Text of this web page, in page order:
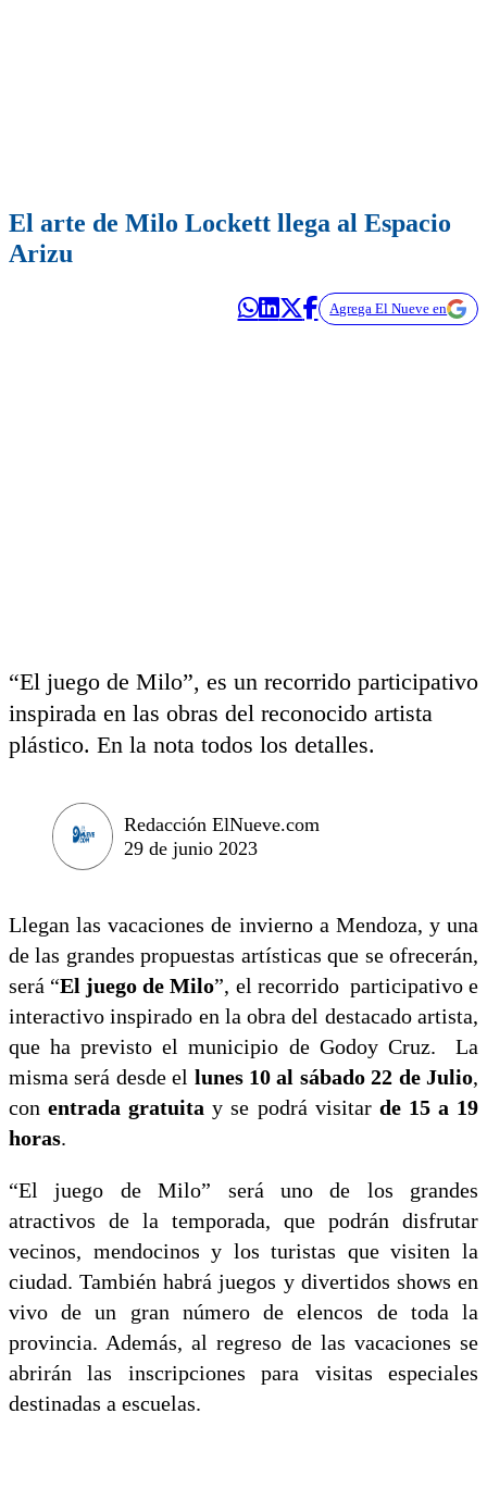
El arte de Milo Lockett llega al Espacio
Arizu
Agrega El Nueve en
“El juego de Milo”, es un recorrido participativo
inspirada en las obras del reconocido artista
plástico. En la nota todos los detalles.
Redacción ElNueve.com
29 de junio 2023
Llegan las vacaciones de invierno a Mendoza, y una
de las grandes propuestas artísticas que se ofrecerán,
será “El juego de Milo”, el recorrido participativo e
interactivo inspirado en la obra del destacado artista,
que ha previsto el municipio de Godoy Cruz. La
misma será desde el lunes 10 al sábado 22 de Julio,
conentrada gratuita y se podrá visitar de 15 a 19
horas.
“El juego de Milo” será uno de los grandes
atractivos de la temporada, que podrán disfrutar
vecinos, mendocinos y los turistas que visiten la
ciudad. También habrá juegos y divertidos shows en
vivo de un gran número de elencos de toda la
provincia. Además, al regreso de las vacaciones se
abrirán las inscripciones para visitas especiales
destinadas a escuelas.